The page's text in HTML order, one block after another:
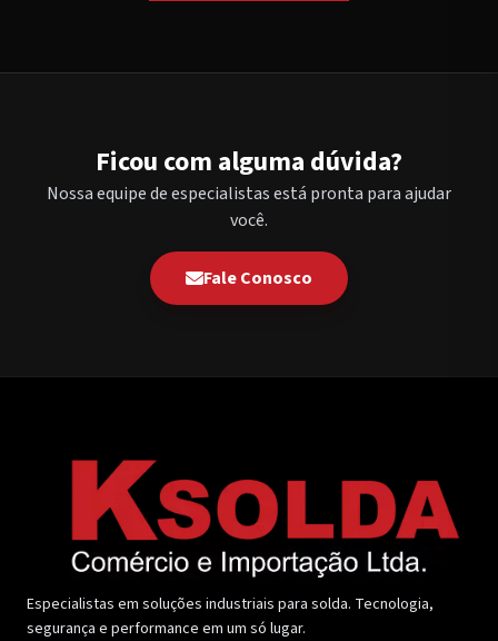
Ficou com alguma dúvida?
Nossa equipe de especialistas está pronta para ajudar
você.
Fale Conosco
Especialistas em soluções industriais para solda. Tecnologia,
segurança e performance em um só lugar.